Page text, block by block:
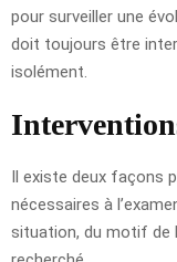
pour surveiller une
doit toujours être
isolément.
Il existe deux façons
nécessaires à
situation, du motif de